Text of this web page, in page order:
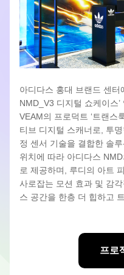
아디다스 홍대 브랜드 센터
NMD_V3 디지털 쇼케이스
VEAM의 프로덕트 ‘트랜스
티브 디지털 스캐너로, 투
정 센서 기술을 결합한 솔
위치에 따라 아디다스
로 제공하며, 루디의 아트
사로잡는 모션 효과 및 감
스 공간을 한층 더 힙하고
프로